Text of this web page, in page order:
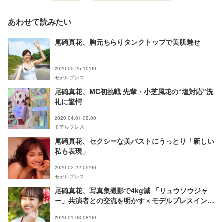
あわせて読みたい
尾碕真花、胸元ちらりタンクトップで美肌魅せ
2020.05.25 10:00
モデルプレス
尾碕真花、MC初挑戦 先輩・小芝風花の“塩対応”洗
礼に驚愕
2020.04.01 08:00
モデルプレス
尾碕真花、セクシーな美バストにうっとり「新しい
私も表現」
2020.02.22 05:00
モデルプレス
尾碕真花、写真集撮影で4kg減 「リュウソウジャ
ー」共演者との交流を明かす＜モデルプレスインタ
2020.01.03 08:00